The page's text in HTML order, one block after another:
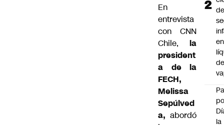
En
entrevista
con CNN
Chile,la
president
a de la
FECH,
Melissa
Sepúlved
a,abordó
de
en
de
la